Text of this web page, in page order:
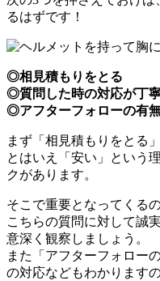
るはずです！
◎相見積もりをとる
◎質問した時の対応が丁
◎アフターフォローの有
まず「相見積もりをとる
とはいえ「安い」という
クがあります。
そこで重要となってくる
こちらの質問に対して誠
意深く観察しましょう。
また「アフターフォロー
の対応などもわかります